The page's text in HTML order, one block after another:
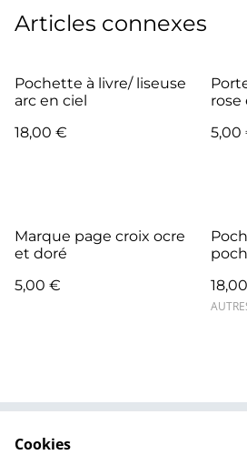
Articles connexes
Pochette à livre/ liseuse
arc en ciel
18,00 €
rose
5,00
Marque page croix ocre
et doré
5,00 €
Cookies